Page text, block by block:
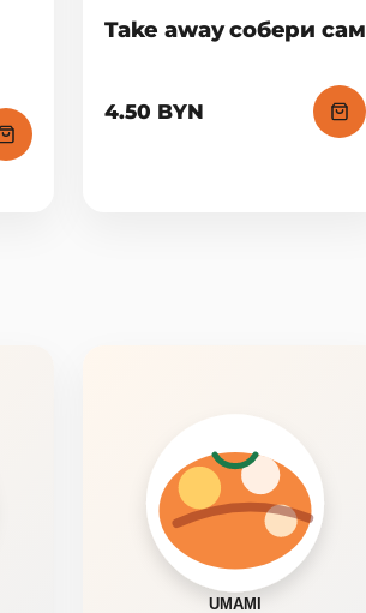
Take away собери сам
4.50 BYN